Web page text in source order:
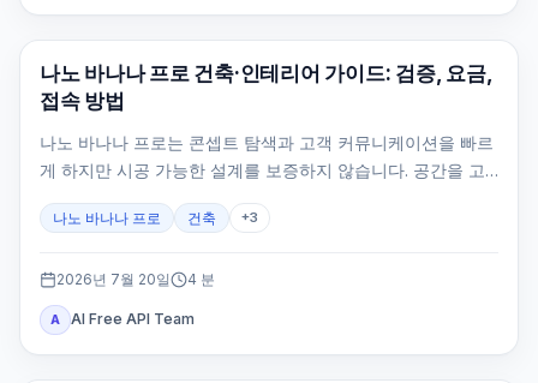
AI 이미지 생성
나노 바나나 프로 건축·인테리어 가이드: 검증, 요금,
접속 방법
나노 바나나 프로는 콘셉트 탐색과 고객 커뮤니케이션을 빠르
게 하지만 시공 가능한 설계를 보증하지 않습니다. 공간을 고
나노 바나나 프로 건축 +3
2026년 7월 20일 4 분
A AI Free API Team